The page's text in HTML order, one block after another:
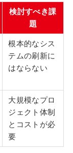
検討すべき課
題
根本的なシス
テムの刷新に
はならない
大規模なプロ
ジェクト体制
とコストが必
要